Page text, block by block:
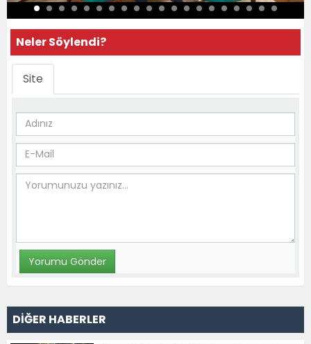
Neler Söylendi?
Site
DİĞER HABERLER